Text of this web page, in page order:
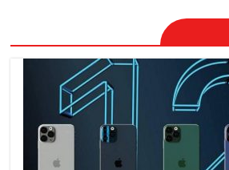
الدخيل يتابع ميدانياً سير العمل في
المشاريع الاستراتيجية بالموصل
ويشدد على ضرورة إنجازها
8 أغسطس، 2026 No Comment
وزير النفط: الوزارة نجحت في تأمين
المنتجات النفطية رغم تحديات
الملاحة وأزمة مضيق هرمز